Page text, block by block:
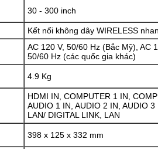
30 - 300 inch
Kết nối không dây WIRELESS
AC 120 V, 50/60 Hz (Bắc Mỹ), AC
50/60 Hz (các quốc gia khác)
4.9 Kg
HDMI IN, COMPUTER 1 IN,
AUDIO 1 IN, AUDIO 2 IN, AUDIO
LAN/ DIGITAL LINK, LAN
398 x 125 x 332 mm